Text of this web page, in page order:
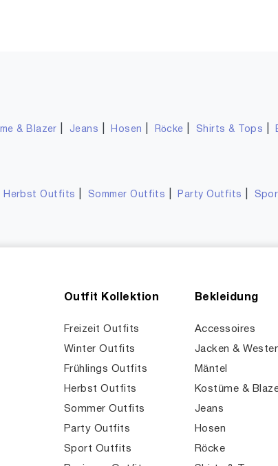
& Blazer Jeans Hosen Röcke Shirts & Tops
Herbst Outfits Sommer Outfits Party Outfits
Outfit Kollektion
Freizeit Outfits
Winter Outfits
Frühlings Outfits
Herbst Outfits
Sommer Outfits
Party Outfits
Sport Outfits
Bekleidung
Accessoires
Jacken &
Mäntel
Kostüme &
Jeans
Hosen
Röcke